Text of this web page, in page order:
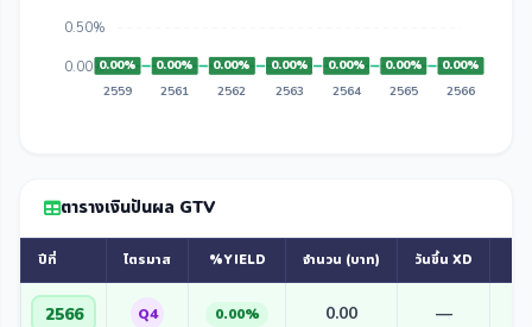
0.50%
0.00%0.00% 0.00% 0.00% 0.00% 0.00% 0.00%
0.00%
2559
2561 2562 2563 2564 2565 2566
ตารางเงินปันผล GTV
ปีที่ ไตรมาส %YIELD จำนวน (บาท) วันขึ้น XD
2566 Q4 0.00% 0.00 —